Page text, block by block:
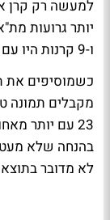
ו-9 קרנות היו עם תשואה חיובית בתקופה זו.
כשמוסיפים את
23 עם יותר
בהנחה שלא
לא מדובר